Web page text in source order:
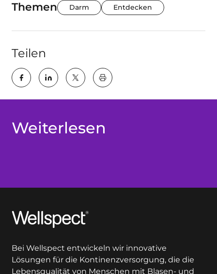
Themen Darm Entdecken
Teilen
key:global.print-this-page
Weiterlesen
Wellspect
Bei Wellspect entwickeln wir innovative
Lösungen für die Kontinenzversorgung, die die
Lebensqualität von Menschen mit Blasen- und